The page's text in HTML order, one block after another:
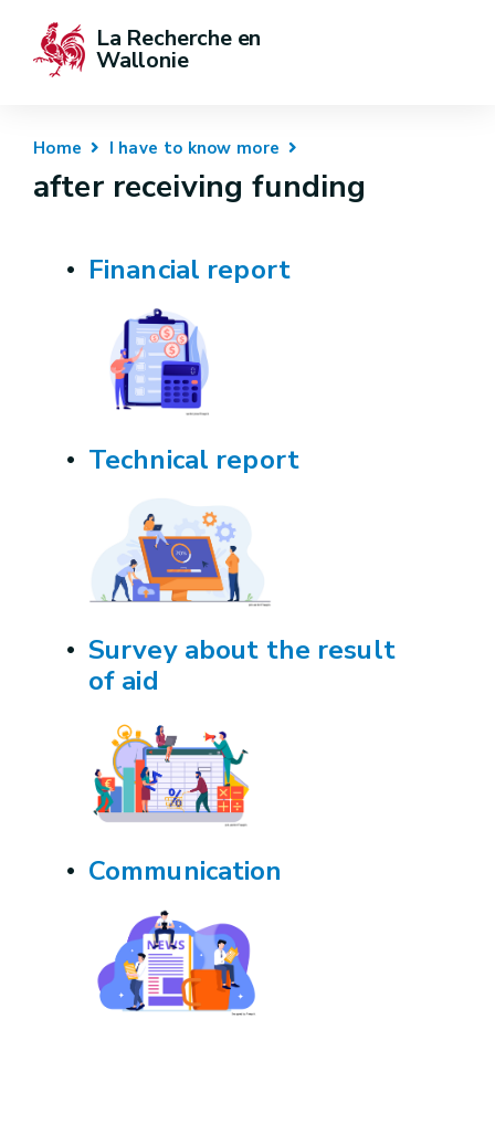
La Recherche en
Wallonie
Home I have to know more
after receiving funding
Financial report
Technical report
Survey about the result
of aid
Communication